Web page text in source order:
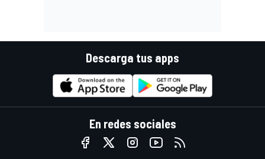
Descarga tus apps
En redes sociales